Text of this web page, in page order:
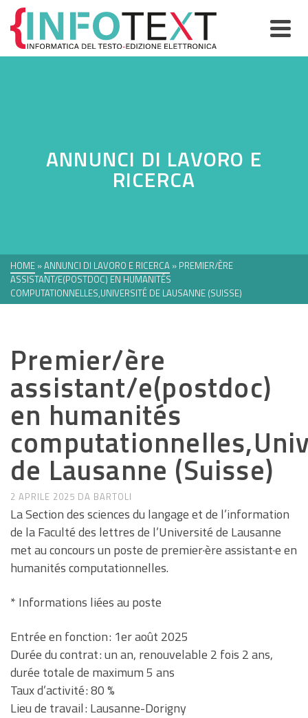
ANNUNCI DI LAVORO E
RICERCA
HOME »ANNUNCI DI LAVORO E RICERCA » PREMIER/ÈRE
ASSISTANT/E(POSTDOC) EN HUMANITÉS
COMPUTATIONNELLES,UNIVERSITÉ DE LAUSANNE (SUISSE)
Premier/ère
assistant/e(postdoc)
en humanités
de Lausanne (Suisse)
2 APRILE 2025 DA BARTOLI
La Section des sciences du langage et de l’information
de la Faculté des lettres de l’Université de Lausanne
met au concours un poste de premier·ère assistant·e en
humanités computationnelles.
* Informations liées au poste
Entrée en fonction : 1er août 2025
Durée du contrat : un an, renouvelable 2 fois 2 ans,
durée totale de maximum 5 ans
Taux d’activité : 80 %
Lieu de travail : Lausanne-Dorigny